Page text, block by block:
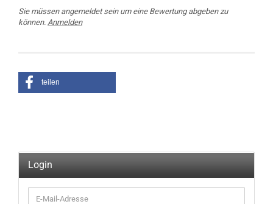
Sie müssen angemeldet sein um eine Bewertung abgeben zu
können. Anmelden
teilen
Login
E-